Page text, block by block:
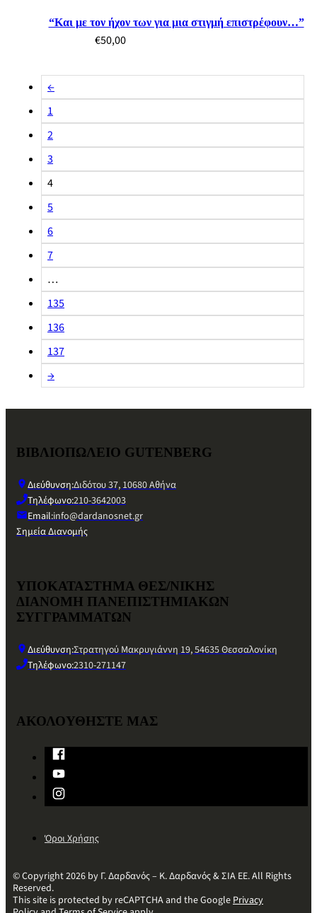
“Και με τον ήχον των για μια στιγμή επιστρέφουν…”
€50,00
←
1
2
3
4
5
6
7
…
135
136
137
→
ΒΙΒΛΙΟΠΩΛΕΙΟ GUTENBERG
Διεύθυνση:Διδότου 37, 10680 Αθήνα
Τηλέφωνο:210-3642003
Email:info@dardanosnet.gr
Σημεία Διανομής
ΥΠΟΚΑΤΑΣΤΗΜΑ ΘΕΣ/ΝΙΚΗΣ
ΔΙΑΝΟΜΗ ΠΑΝΕΠΙΣΤΗΜΙΑΚΩΝ
ΣΥΓΓΡΑΜΜΑΤΩΝ
Διεύθυνση:Στρατηγού Μακρυγιάννη 19, 54635 Θεσσαλονίκη
Τηλέφωνο:2310-271147
ΑΚΟΛΟΥΘΗΣΤΕ ΜΑΣ
Όροι Χρήσης
© Copyright 2026 by Γ. Δαρδανός – Κ. Δαρδανός & ΣΙΑ ΕΕ. All Rights
Reserved.
This site is protected by reCAPTCHA and the GooglePrivacy